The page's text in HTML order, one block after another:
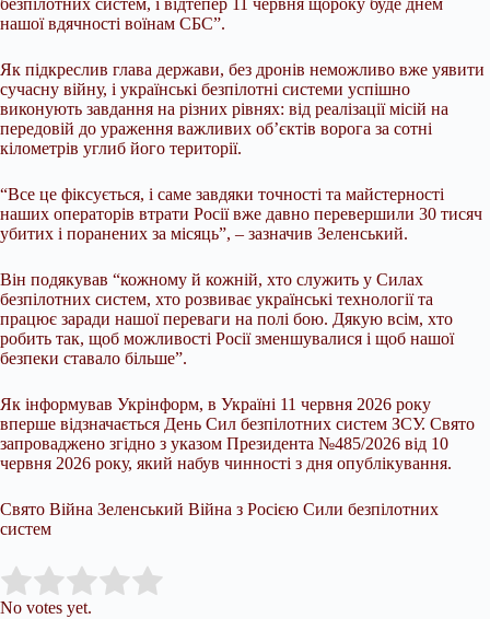
безпілотних систем, і відтепер 11 червня щороку буде днем
нашої вдячності воїнам СБС”.
Як підкреслив глава держави, без дронів неможливо вже уявити
сучасну війну, і українські безпілотні системи успішно
виконують завдання на різних рівнях: від реалізації місій на
передовій до ураження важливих об’єктів ворога за сотні
кілометрів углиб його території.
“Все це фіксується, і саме завдяки точності та майстерності
наших операторів втрати Росії вже давно перевершили 30 тисяч
убитих і поранених за місяць”, – зазначив Зеленський.
Він подякував “кожному й кожній, хто служить у Силах
безпілотних систем, хто розвиває українські технології та
працює заради нашої переваги на полі бою. Дякую всім, хто
робить так, щоб можливості Росії зменшувалися і щоб нашої
безпеки ставало більше”.
Як інформував Укрінформ, в Україні 11 червня 2026 року
вперше відзначається День Сил безпілотних систем ЗСУ. Свято
запроваджено згідно з указом Президента №485/2026 від 10
червня 2026 року, який набув чинності з дня опублікування.
Свято Війна Зеленський Війна з Росією Сили безпілотних
систем
Rate this item:
No votes yet.